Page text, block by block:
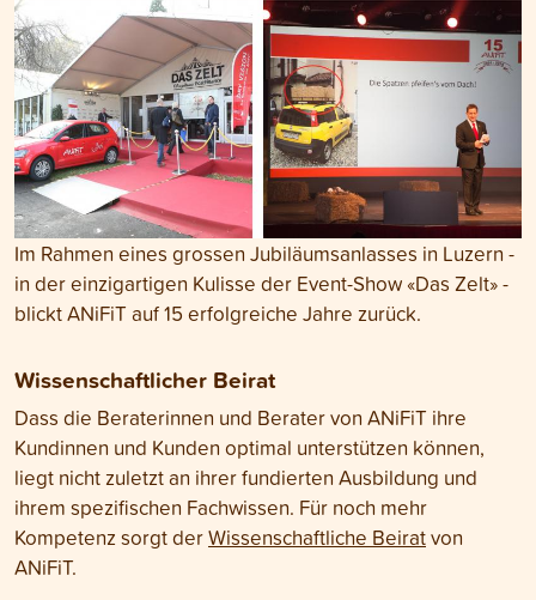
Im Rahmen eines grossen Jubiläumsanlasses in Luzern -
in der einzigartigen Kulisse der Event-Show «Das Zelt» -
blickt ANiFiT auf 15 erfolgreiche Jahre zurück.
Wissenschaftlicher Beirat
Dass die Beraterinnen und Berater von ANiFiT ihre
Kundinnen und Kunden optimal unterstützen können,
liegt nicht zuletzt an ihrer fundierten Ausbildung und
ihrem spezifischen Fachwissen. Für noch mehr
Kompetenz sorgt derWissenschaftliche Beiratvon
ANiFiT.